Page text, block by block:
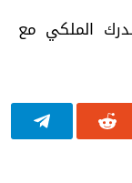
الملكي مع